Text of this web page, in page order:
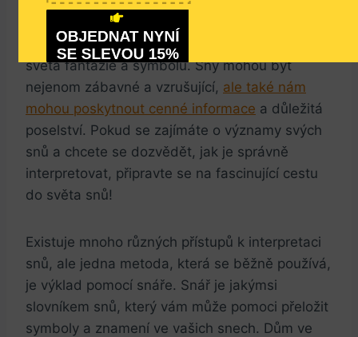
Ve snu se nám otevírá brána do nekonečného
světa fantazie a symbolů. Sny mohou být
nejenom zábavné a vzrušující, ale také nám
mohou poskytnout cenné informace a důležitá
poselství. Pokud se zajímáte o významy svých
snů a chcete se dozvědět, jak je správně
interpretovat, připravte se na fascinující cestu
do světa snů!
Existuje mnoho různých přístupů k interpretaci
snů, ale jedna metoda, která se běžně používá,
je výklad pomocí snáře. Snář je jakýmsi
slovníkem snů, který vám může pomoci přeložit
symboly a znamení ve vašich snech. Dům ve
NEMÁM ZÁJEM, NECHCI SE CÍTIT ODPOČATÝ A
SVĚŽÍ
OBJEDNAT NYNÍ
SE SLEVOU 15%